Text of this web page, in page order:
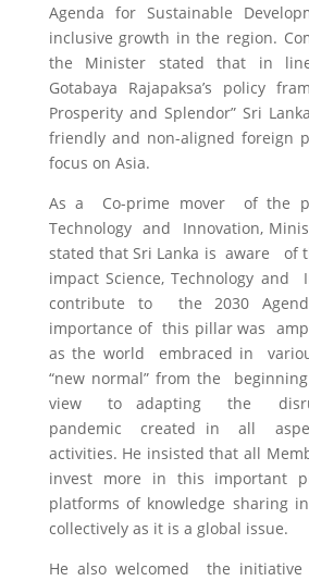
Agenda for Sustainable
inclusive growth in the region.
the Minister stated that in
Gotabaya Rajapaksa’s policy
Prosperity and Splendor” Sri
friendly and non-aligned foreign
focus on Asia.
As a Co-prime mover of the
Technology and Innovation,
stated that Sri Lanka is aware of
impact Science, Technology and
contribute to the 2030
importance of this pillar was
as the world embraced in
“new normal” from the
view to adapting the
pandemic created in all
activities. He insisted that all
invest more in this important
platforms of knowledge sharing
collectively as it is a global issue.
He also welcomed the